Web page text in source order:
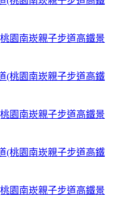
園南崁親子步道高鐵景
園南崁親子步道高鐵景
園南崁親子步道高鐵景